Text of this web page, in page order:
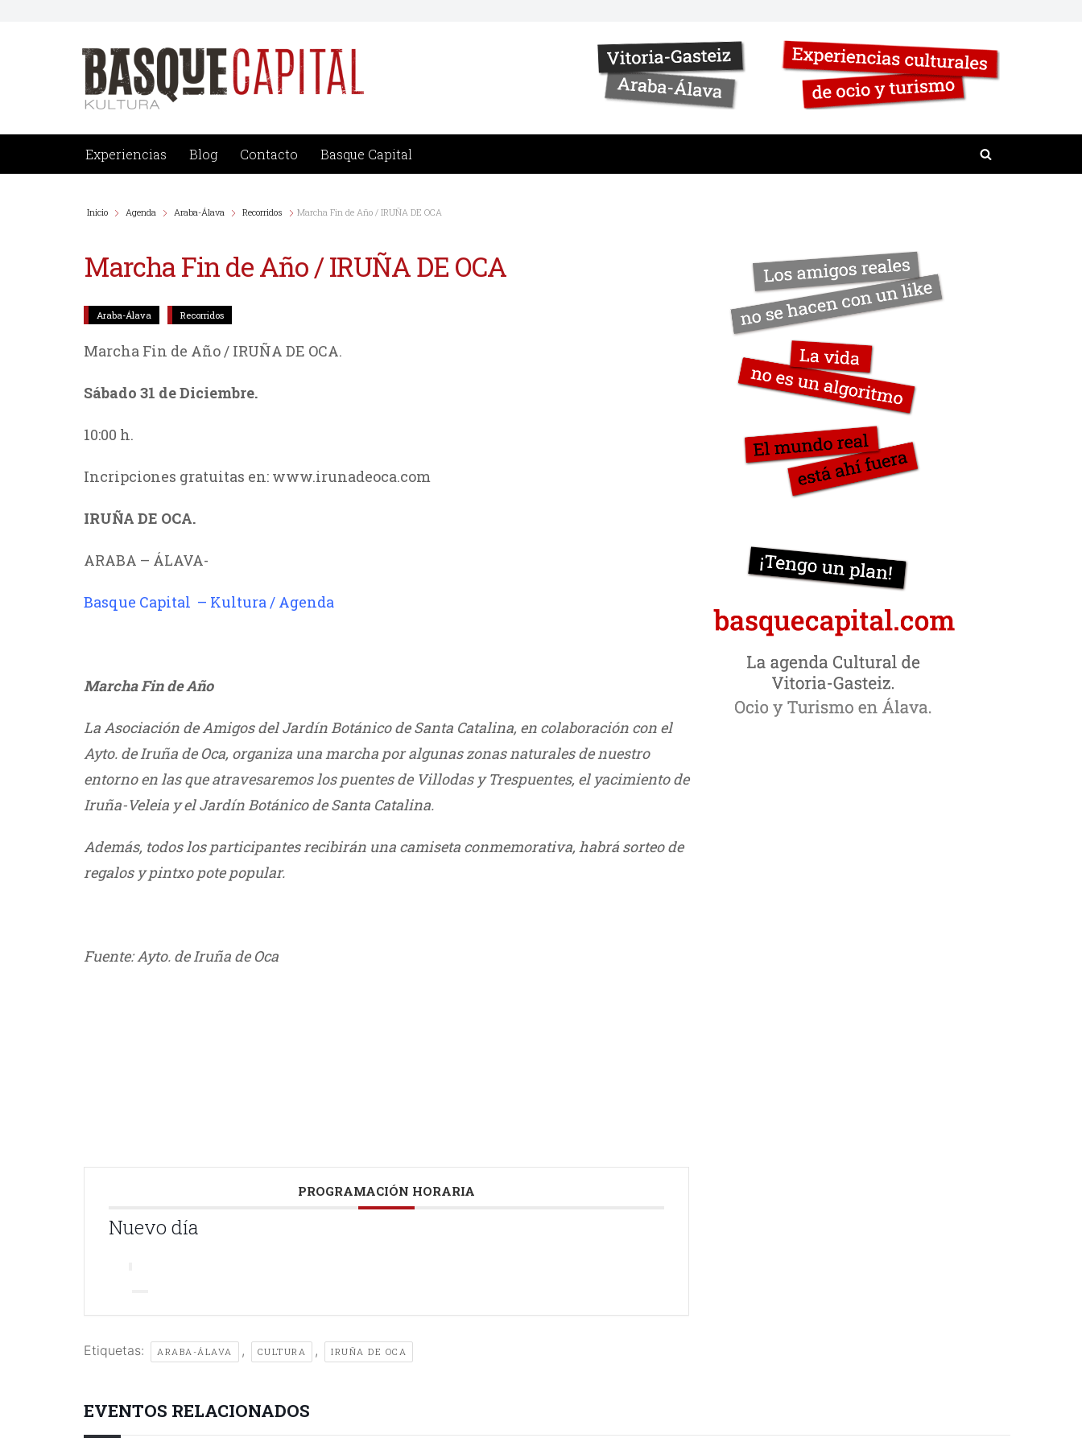
Experiencias Blog Contacto Basque Capital
Inicio Agenda Araba-Álava Recorridos Marcha Fin de Año / IRUÑA DE OCA
Marcha Fin de Año / IRUÑA DE OCA
Araba-Álava Recorridos
Marcha Fin de Año / IRUÑA DE OCA.
Sábado 31 de Diciembre.
10:00 h.
Incripciones gratuitas en: www.irunadeoca.com
IRUÑA DE OCA.
ARABA – ÁLAVA-
Basque Capital – Kultura / Agenda
Marcha Fin de Año
La Asociación de Amigos del Jardín Botánico de Santa Catalina, en colaboración con el
Ayto. de Iruña de Oca, organiza una marcha por algunas zonas naturales de nuestro
entorno en las que atravesaremos los puentes de Villodas y Trespuentes, el yacimiento de
Iruña-Veleia y el Jardín Botánico de Santa Catalina.
Además, todos los participantes recibirán una camiseta conmemorativa, habrá sorteo de
regalos y pintxo pote popular.
Fuente: Ayto. de Iruña de Oca
PROGRAMACIÓN HORARIA
Nuevo día
Etiquetas: ARABA-ÁLAVA , CULTURA , IRUÑA DE OCA
EVENTOS RELACIONADOS